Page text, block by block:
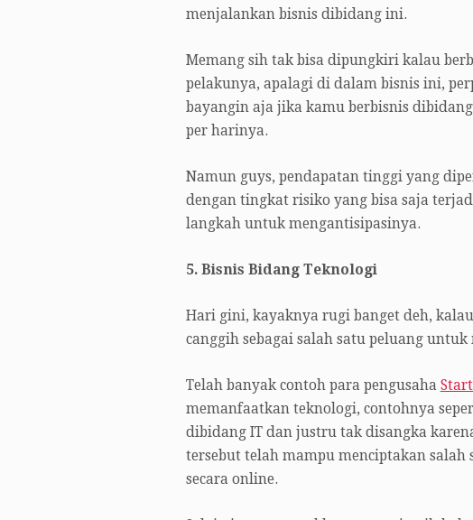
menjalankan bisnis dibidang ini.
Memang sih tak bisa dipungkiri kalau
pelakunya, apalagi di dalam bisnis ini,
bayangin aja jika kamu berbisnis
per harinya.
Namun guys, pendapatan tinggi yang
dengan tingkat risiko yang bisa saja
langkah untuk mengantisipasinya.
5. Bisnis Bidang Teknologi
Hari gini, kayaknya rugi banget deh,
canggih sebagai salah satu peluang
Telah banyak contoh para pengusaha
memanfaatkan teknologi, contohnya
dibidang IT dan justru tak disangka
tersebut telah mampu menciptakan
secara online.